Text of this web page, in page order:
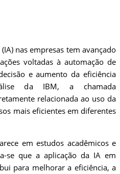
nas empresas tem avançado
voltadas à automação de
e aumento da eficiência
da IBM, a chamada
relacionada ao uso da
mais eficientes em diferentes
em estudos acadêmicos e
se que a aplicação da IA em
para melhorar a eficiência, a